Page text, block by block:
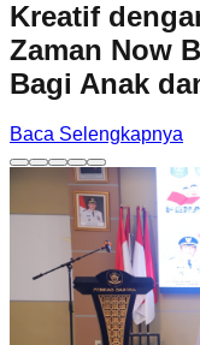
Kreatif
Zaman Now
Bagi Anak
Baca Selengkapnya